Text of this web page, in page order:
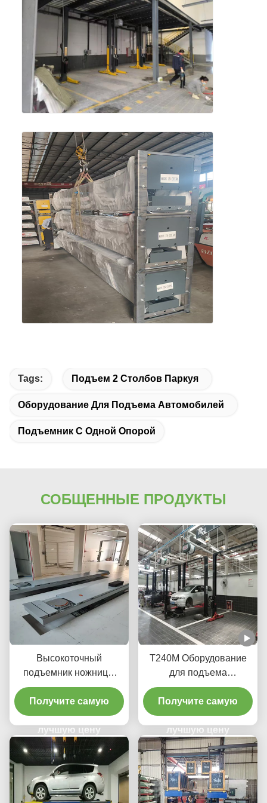
Tags: Подъем 2 Столбов Паркуя
Оборудование Для Подъема Автомобилей
Подъемник С Одной Опорой
СОБЩЕННЫЕ ПРОДУКТЫ
Высокоточный
подъемник ножницы
T400D 4000 кг
Получите самую
лучшую цену
T240M Оборудование
для подъема
автомобилей с двумя
стойками с передовыми
технологиями подъема
Получите самую
лучшую цену